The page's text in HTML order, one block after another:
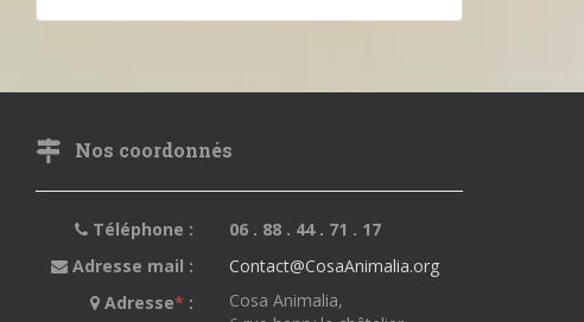
Nos coordonnés
Téléphone :
06 . 88 . 44 . 71 . 17
Adresse mail :
Contact@CosaAnimalia.org
Adresse* :
Cosa Animalia,